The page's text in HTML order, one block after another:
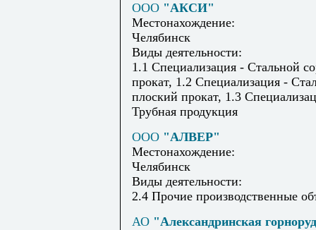
ООО "АКСИ"
Местонахождение:
Челябинск
Виды деятельности:
1.1 Специализация - Стальной
прокат, 1.2 Специализация -
плоский прокат, 1.3
Трубная продукция
ООО "АЛВЕР"
Местонахождение:
Челябинск
Виды деятельности:
2.4 Прочие производственные
АО "Александринская